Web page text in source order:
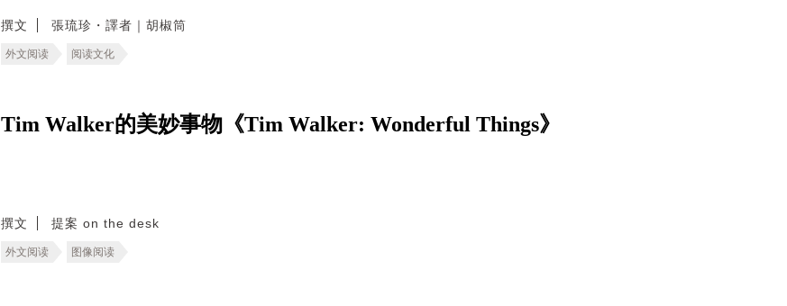
撰文 張琉珍・譯者｜胡椒筒
外文阅读 阅读文化
Tim Walker的美妙事物《Tim Walker: Wonderful Things》
撰文 提案 on the desk
外文阅读 图像阅读